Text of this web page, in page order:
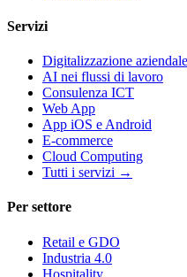
Servizi
Digitalizzazione aziendale
AI nei flussi di lavoro
Consulenza ICT
Web App
App iOS e Android
E-commerce
Cloud Computing
Tutti i servizi →
Per settore
Retail e GDO
Industria 4.0
Hospitality